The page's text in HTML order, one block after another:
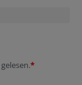
gelesen.*